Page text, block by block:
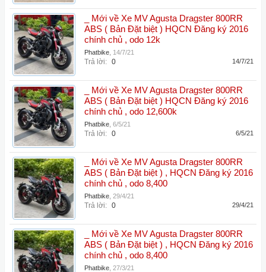
_ Mới về Xe MV Agusta Dragster 800RR
ABS ( Bản Đặt biệt ) HQCN Đăng ký 2016
chính chủ , odo 12k
Phatbike 14/7/21
Trả lời: 0 14/7/21
_ Mới về Xe MV Agusta Dragster 800RR
ABS ( Bản Đặt biệt ) HQCN Đăng ký 2016
chính chủ , odo 12,600k
Phatbike 6/5/21
Trả lời: 0 6/5/21
_ Mới về Xe MV Agusta Dragster 800RR
ABS ( Bản Đặt biệt ) , HQCN Đăng ký 2016
chính chủ , odo 8,400
Phatbike 29/4/21
Trả lời: 0 29/4/21
_ Mới về Xe MV Agusta Dragster 800RR
ABS ( Bản Đặt biệt ) , HQCN Đăng ký 2016
chính chủ , odo 8,400
Phatbike 27/3/21